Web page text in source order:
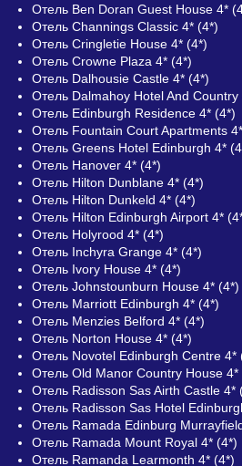
Отель Ben Doran Guest House 4*
Отель Channings Classic 4* (4*)
Отель Cringletie House 4* (4*)
Отель Crowne Plaza 4* (4*)
Отель Dalhousie Castle 4* (4*)
Отель Dalmahoy Hotel And Country
Отель Edinburgh Residence 4* (4*)
Отель Fountain Court Apartments
Отель Greens Hotel Edinburgh 4*
Отель Hanover 4* (4*)
Отель Hilton Dunblane 4* (4*)
Отель Hilton Dunkeld 4* (4*)
Отель Hilton Edinburgh Airport 4*
Отель Holyrood 4* (4*)
Отель Inchyra Grange 4* (4*)
Отель Ivory House 4* (4*)
Отель Johnstounburn House 4* (4*)
Отель Marriott Edinburgh 4* (4*)
Отель Menzies Belford 4* (4*)
Отель Norton House 4* (4*)
Отель Novotel Edinburgh Centre 4*
Отель Old Manor Country House 4*
Отель Radisson Sas Airth Castle 4*
Отель Radisson Sas Hotel
Отель Ramada Edinburg
Отель Ramada Mount Royal 4* (4*)
Отель Ramanda Learmonth 4* (4*)